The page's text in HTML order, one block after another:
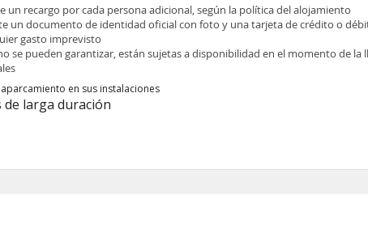
un recargo por cada persona adicional, según la política del alojamiento
un documento de identidad oficial con foto y una tarjeta de crédito o
gasto imprevisto
se pueden garantizar, están sujetas a disponibilidad en el momento de la
en sus instalaciones
de larga duración